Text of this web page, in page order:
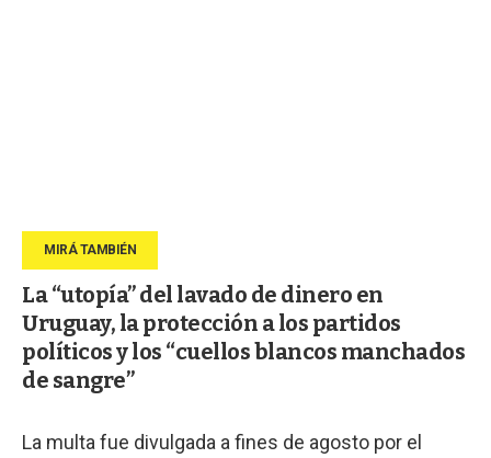
La “utopía” del lavado de dinero en
Uruguay, la protección a los partidos
políticos y los “cuellos blancos manchados
de sangre”
La multa fue divulgada a fines de agosto por el